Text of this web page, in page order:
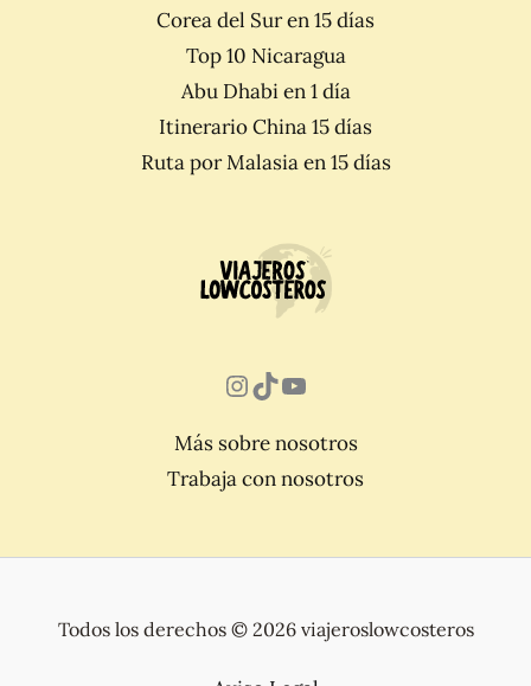
Corea del Sur en 15 días
Top 10 Nicaragua
Abu Dhabi en 1 día
Itinerario China 15 días
Ruta por Malasia en 15 días
Instagram
TikTok
YouTube
Más sobre nosotros
Trabaja con nosotros
Todos los derechos © 2026 viajeroslowcosteros